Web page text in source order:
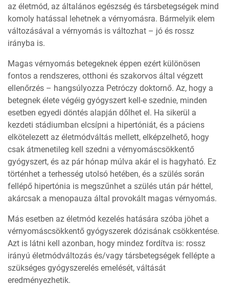
az életmód, az általános egészség és társbetegségek mind
komoly hatással lehetnek a vérnyomásra. Bármelyik elem
változásával a vérnyomás is változhat – jó és rossz
irányba is.
Magas vérnyomás betegeknek éppen ezért különösen
fontos a rendszeres, otthoni és szakorvos által végzett
ellenőrzés – hangsúlyozza Petróczy doktornő. Az, hogy a
betegnek élete végéig gyógyszert kell-e szednie, minden
esetben egyedi döntés alapján dőlhet el. Ha sikerül a
kezdeti stádiumban elcsípni a hipertóniát, és a páciens
elkötelezett az életmódváltás mellett, elképzelhető, hogy
csak átmenetileg kell szedni a vérnyomáscsökkentő
gyógyszert, és az pár hónap múlva akár el is hagyható. Ez
történhet a terhesség utolsó hetében, és a szülés során
fellépő hipertónia is megszűnhet a szülés után pár héttel,
akárcsak a menopauza által provokált magas vérnyomás.
Más esetben az életmód kezelés hatására szóba jöhet a
vérnyomáscsökkentő gyógyszerek dózisának csökkentése.
Azt is látni kell azonban, hogy mindez fordítva is: rossz
irányú életmódváltozás és/vagy társbetegségek fellépte a
szükséges gyógyszerelés emelését, váltását
eredményezhetik.